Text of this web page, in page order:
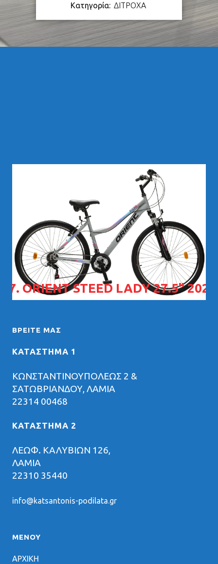
Κατηγορία: ΔΙΤΡΟΧΑ
07. ORIENT STEED LADY 27.5" 2026
ΒΡΕΊΤΕ ΜΑΣ
ΚΑΤΑΣΤΗΜΑ 1
ΚΩΝΣΤΑΝΤΙΝΟΥΠΟΛΕΩΣ 2 &
ΣΑΤΩΒΡΙΑΝΔΟΥ, ΛΑΜΙΑ
22314 00468
ΚΑΤΑΣΤΗΜΑ 2
ΛΕΩΦ. ΚΑΛΥΒΙΩΝ 126,
ΛΑΜΙΑ
22310 35440
info@katsantonis-podilata.gr
ΜΕΝΟΥ
ΑΡΧΙΚΗ